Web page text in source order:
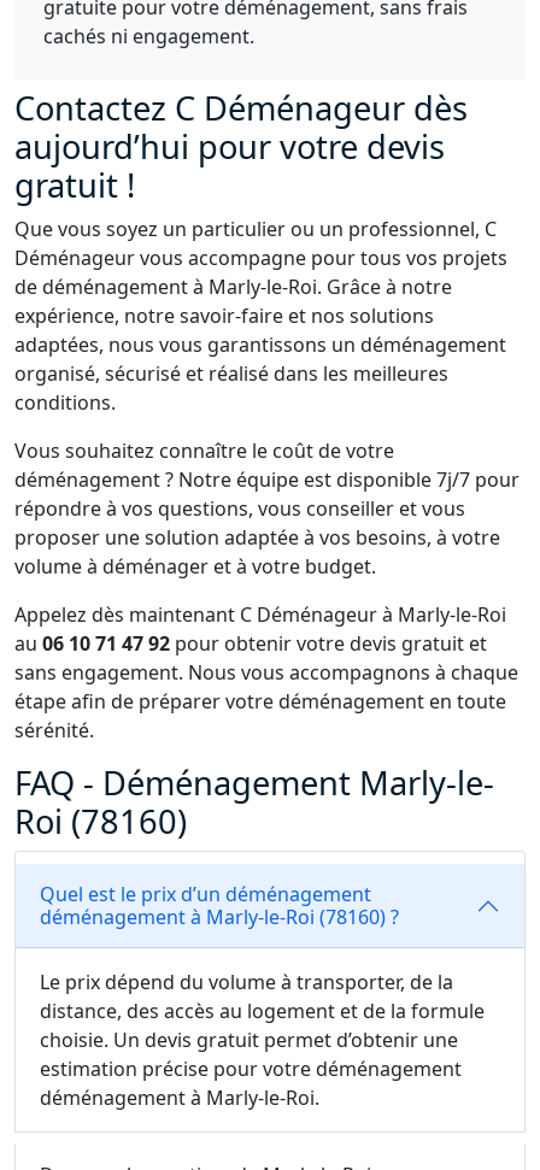
gratuite pour votre déménagement, sans frais
cachés ni engagement.
Contactez C Déménageur dès
aujourd’hui pour votre devis
gratuit !
Que vous soyez un particulier ou un professionnel, C
Déménageur vous accompagne pour tous vos projets
de déménagement à Marly-le-Roi. Grâce à notre
expérience, notre savoir-faire et nos solutions
adaptées, nous vous garantissons un déménagement
organisé, sécurisé et réalisé dans les meilleures
conditions.
Vous souhaitez connaître le coût de votre
déménagement ? Notre équipe est disponible 7j/7 pour
répondre à vos questions, vous conseiller et vous
proposer une solution adaptée à vos besoins, à votre
volume à déménager et à votre budget.
Appelez dès maintenant C Déménageur à Marly-le-Roi
au 06 10 71 47 92 pour obtenir votre devis gratuit et
sans engagement. Nous vous accompagnons à chaque
étape afin de préparer votre déménagement en toute
sérénité.
FAQ - Déménagement Marly-le-
Roi (78160)
Quel est le prix d’un déménagement
déménagement à Marly-le-Roi (78160) ?
Le prix dépend du volume à transporter, de la
distance, des accès au logement et de la formule
choisie. Un devis gratuit permet d’obtenir une
estimation précise pour votre déménagement
déménagement à Marly-le-Roi.